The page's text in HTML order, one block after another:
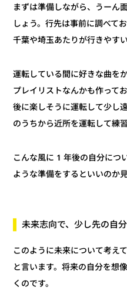
まずは準備しながら、うーん
しょう。行先は事前に調べて
千葉や埼玉あたりが行きやす
運転している間に好きな曲を
プレイリストなんかも作って
後に楽しそうに運転して少し
のうちから近所を運転して練
こんな風に 1 年後の自分につ
ような準備をするといいのか
未来志向で、少し先の自
このように未来について考え
と言います。将来の自分を想
くのです。